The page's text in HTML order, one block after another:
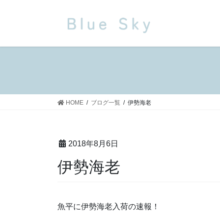
HOME ブログ一覧 伊勢海老
2018年8月6日
伊勢海老
魚平に伊勢海老入荷の速報！